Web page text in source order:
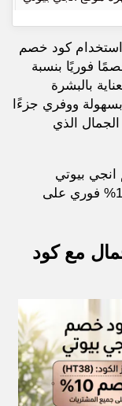
استخدام كود خصم
فوريًا بنسبة
بالبشرة
ووفري جزءًا
الذي
بيوتي
عند الدفع واحصلي على خصم 10% فوري على
مع كود